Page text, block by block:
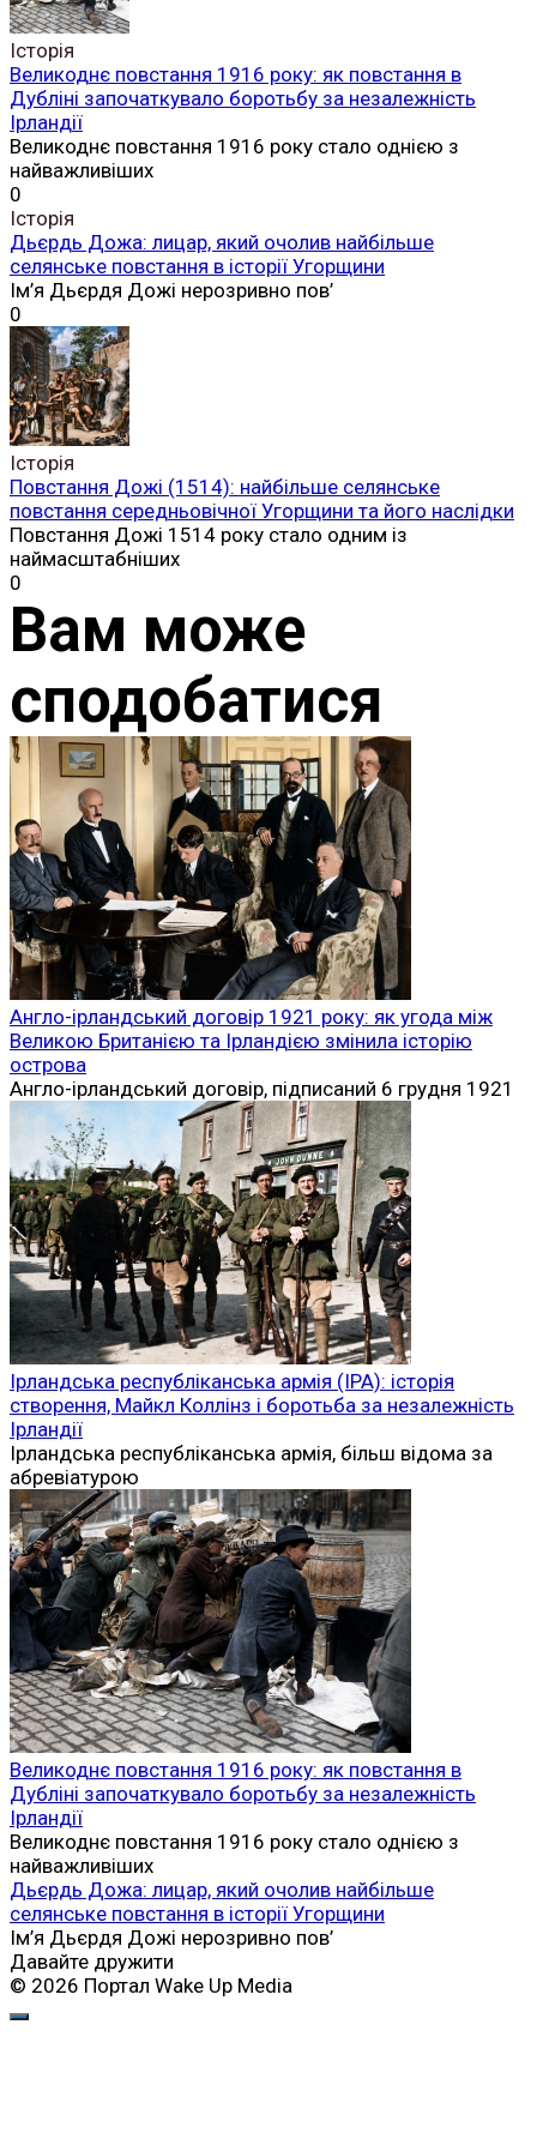
Історія
Великоднє повстання 1916 року: як повстання в
Дубліні започаткувало боротьбу за незалежність
Ірландії
Великоднє повстання 1916 року стало однією з
найважливіших
0
Історія
Дьєрдь Дожа: лицар, який очолив найбільше
селянське повстання в історії Угорщини
Ім’я Дьєрдя Дожі нерозривно пов’
0
Історія
Повстання Дожі (1514): найбільше селянське
повстання середньовічної Угорщини та його наслідки
Повстання Дожі 1514 року стало одним із
наймасштабніших
0
Вам може
сподобатися
Англо-ірландський договір 1921 року: як угода між
Великою Британією та Ірландією змінила історію
острова
Англо-ірландський договір, підписаний 6 грудня 1921
Ірландська республіканська армія (ІРА): історія
створення, Майкл Коллінз і боротьба за незалежність
Ірландії
Ірландська республіканська армія, більш відома за
абревіатурою
Великоднє повстання 1916 року: як повстання в
Дубліні започаткувало боротьбу за незалежність
Ірландії
Великоднє повстання 1916 року стало однією з
найважливіших
Дьєрдь Дожа: лицар, який очолив найбільше
селянське повстання в історії Угорщини
Ім’я Дьєрдя Дожі нерозривно пов’
Давайте дружити
© 2026 Портал Wake Up Media